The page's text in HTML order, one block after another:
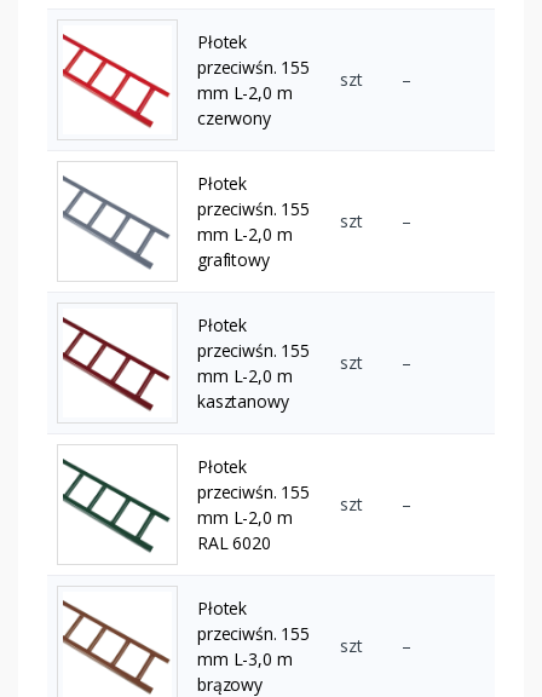
Płotek
przeciwśn. 155
mm L-2,0 m
czerwony
szt –
Płotek
przeciwśn. 155
mm L-2,0 m
grafitowy
szt –
Płotek
przeciwśn. 155
mm L-2,0 m
kasztanowy
szt –
Płotek
przeciwśn. 155
mm L-2,0 m
RAL 6020
szt –
Płotek
przeciwśn. 155
mm L-3,0 m
brązowy
szt –